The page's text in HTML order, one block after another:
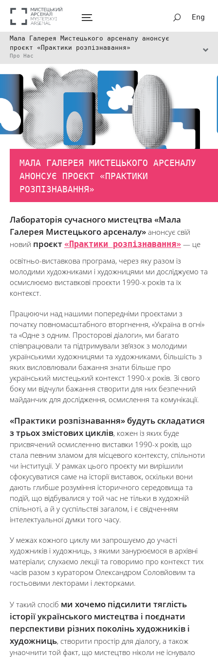
Eng
Мала Галерея Мистецького арсеналу анонсує
проєкт «Практики розпізнавання»
Про Нас
МАЛА ГАЛЕРЕЯ МИСТЕЦЬКОГО АРСЕНАЛУ
АНОНСУЄ ПРОЄКТ «ПРАКТИКИ
РОЗПІЗНАВАННЯ»
Лабораторія сучасного мистецтва «Мала
Галерея Мистецького арсеналу» анонсує свій
новий проєкт«Практики розпізнавання» — це
освітньо-виставкова програма, через яку разом із
молодими художниками і художницями ми досліджуємо та
осмислюємо виставкові проєкти 1990-х років та їх
контекст.
Працюючи над нашими попередніми проєктами з
початку повномасштабного вторгнення, «Україна в огні»
та «Одне з одним. Просторові діалоги», ми багато
співпрацювали та підтримували зв’язок з молодими
українськими художницями та художниками, більшість з
яких висловлювали бажання знати більше про
український мистецький контекст 1990-х років. Зі свого
боку ми відчули бажання створити для них безпечний
майданчик для дослідження, осмислення та комунікації.
«Практики розпізнавання» будуть складатися
з трьох змістових циклів, кожен із яких буде
присвячений осмисленню виставки 1990-х років, що
стала певним зламом для місцевого контексту, спільноти
чи інституції. У рамках цього проєкту ми вирішили
сфокусуватися саме на історії виставок, оскільки вони
дають глибше розуміння історичного середовища та
подій, що відбувалися у той час не тільки в художній
спільноті, а й у суспільстві загалом, і є свідченням
інтелектуальної думки того часу.
У межах кожного циклу ми запрошуємо до участі
художників і художниць, з якими занурюємося в архівні
матеріали; слухаємо лекції та говоримо про контекст тих
часів разом з куратором Олександром Соловйовим та
гостьовими лекторами і лекторками.
У такий спосіб ми хочемо підсилити тяглість
історії українського мистецтва і поєднати
перспективи різних поколінь художників і
художниць, створити простір для діалогу, а також
унаочнити той факт, що мистецтво ніколи не існувало